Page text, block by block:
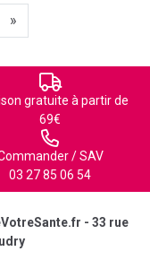
»
gratuite à partir de
69€
/ SAV
03 27 85 06 54
- 33 rue